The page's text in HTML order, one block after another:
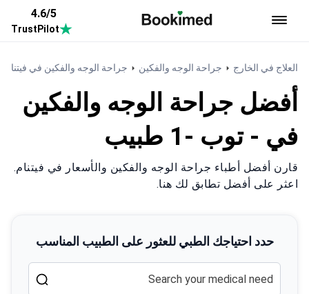
4.6/5
TrustPilot
العلاج في الخارج جراحة الوجه والفكين جراحة الوجه والفكين في فيتنام
أفضل جراحة الوجه والفكين
في - توب -1 طبيب
قارن أفضل أطباء جراحة الوجه والفكين والأسعار في فيتنام.
اعثر على أفضل تطابق لك هنا.
حدد احتياجك الطبي للعثور على الطبيب المناسب